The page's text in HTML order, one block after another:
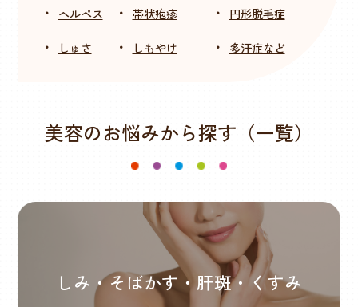
・ ヘルペス
・ しゅさ
・ 帯状疱疹
・ しもやけ
・ 円形脱毛症
・ 多汗症など
美容のお悩みから探す（一覧）
しみ・そばかす・肝斑・くすみ